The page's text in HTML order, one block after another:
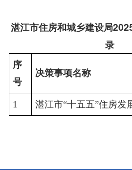
湛江市住房和城乡建设局
录
序
号
决策事项名称
1 湛江市“十五五”住房发